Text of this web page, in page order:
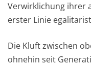
Verwirklichung ihrer
erster Linie
Die Kluft zwischen
ohnehin seit